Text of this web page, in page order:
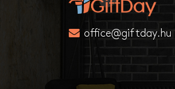
office@giftday.hu